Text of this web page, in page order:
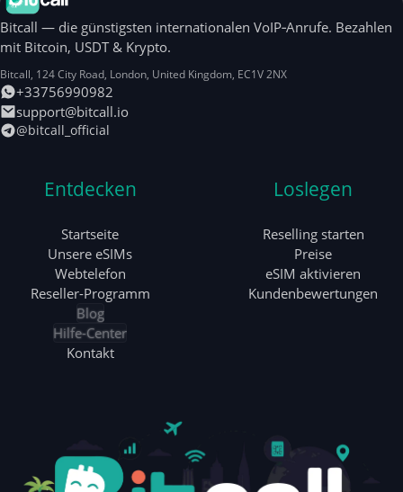
Bitcall — die günstigsten internationalen VoIP‑Anrufe. Bezahlen
mit Bitcoin, USDT & Krypto.
Bitcall, 124 City Road, London, United Kingdom, EC1V 2NX
+33756990982
support@bitcall.io
@bitcall_official
Entdecken
Startseite
Unsere eSIMs
Webtelefon
Reseller-Programm
Blog
Hilfe-Center
Kontakt
Loslegen
Reselling starten
Preise
eSIM aktivieren
Kundenbewertungen